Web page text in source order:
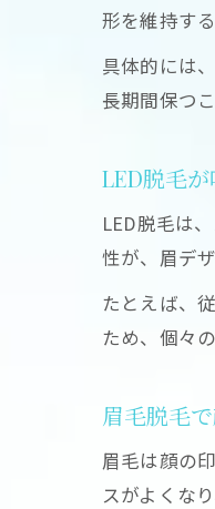
形を維持す
具体的には
長期間保つ
LED脱毛
LED脱毛は
性が、眉デ
たとえば、
ため、個々
眉毛脱毛
眉毛は顔の
スがよくな